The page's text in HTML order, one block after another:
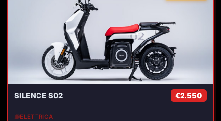
SILENCE S02 €2.550
⛽ELETTRICA